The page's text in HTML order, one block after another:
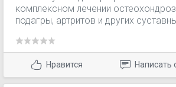
комплексном лечении
подагры, артритов и других
Нравится Написать